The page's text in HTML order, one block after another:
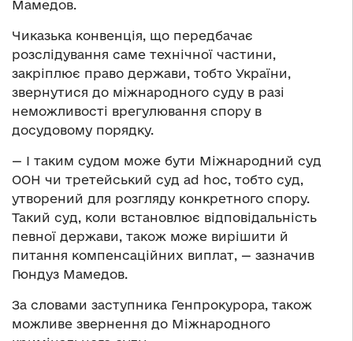
Мамедов.
Чиказька конвенція, що передбачає
розслідування саме технічної частини,
закріплює право держави, тобто України,
звернутися до міжнародного суду в разі
неможливості врегулювання спору в
досудовому порядку.
— І таким судом може бути Міжнародний суд
ООН чи третейський суд ad hoc, тобто суд,
утворений для розгляду конкретного спору.
Такий суд, коли встановлює відповідальність
певної держави, також може вирішити й
питання компенсаційних виплат, — зазначив
Гюндуз Мамедов.
За словами заступника Генпрокурора, також
можливе звернення до Міжнародного